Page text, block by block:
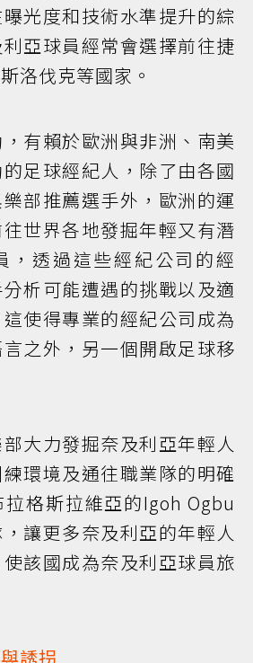
光度和技術水準提升的綜
亞球員經常會選擇前往捷
洛伐克等國家。
有賴於歐洲與非洲、南美
足球經紀人，除了由各國
部推薦選手外，歐洲的運
世界各地發掘年輕又有潛
，透過這些經紀公司的經
析可能遭遇的挑戰以及適
使得專業的經紀公司成為
之外，另一個開啟足球移
大力發掘奈及利亞年輕人
環境及通往職業隊的明確
格斯拉維亞的Igoh Ogbu
讓更多奈及利亞的年輕人
該國成為奈及利亞球員旅
誘拐